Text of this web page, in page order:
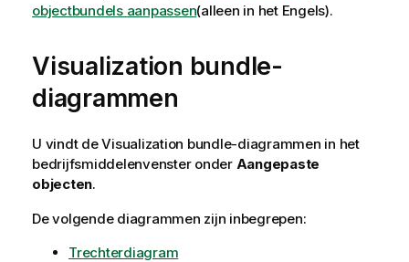
objectbundels aanpassen(alleen in het Engels).
Visualization bundle-
diagrammen
U vindt deVisualization bundle-diagrammen in het
bedrijfsmiddelenvenster onder Aangepaste
objecten.
De volgende diagrammen zijn inbegrepen:
Trechterdiagram